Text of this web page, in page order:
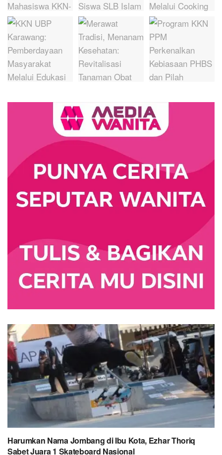
Harumkan Nama Jombang di Ibu Kota, Ezhar Thoriq
Sabet Juara 1 Skateboard Nasional